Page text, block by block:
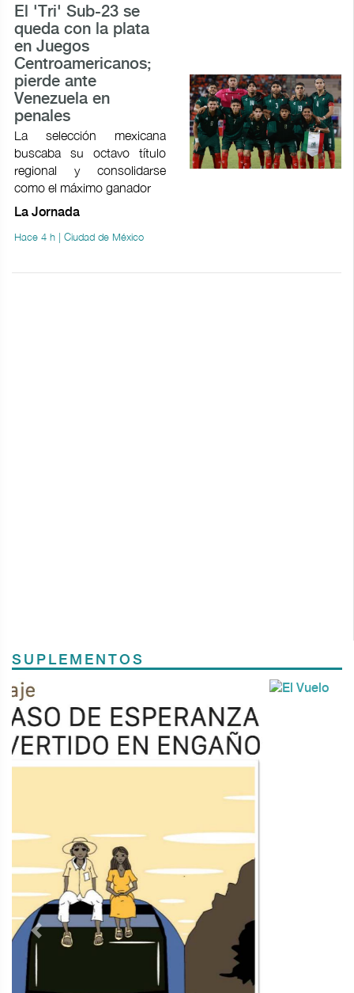
El 'Tri' Sub-23 se
queda con la plata
en Juegos
Centroamericanos;
pierde ante
Venezuela en
penales
La selección mexicana
buscaba su octavo título
regional y consolidarse
como el máximo ganador
La Jornada
Hace 4 h | Ciudad de México
SUPLEMENTOS
Next
TODOS LOS SUPLEMENTOS
Contacto Directorio Aviso de privacidad